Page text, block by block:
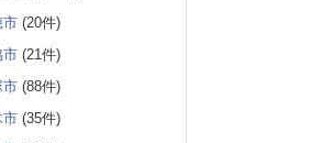
市 (20件)
市 (21件)
市 (88件)
市 (35件)